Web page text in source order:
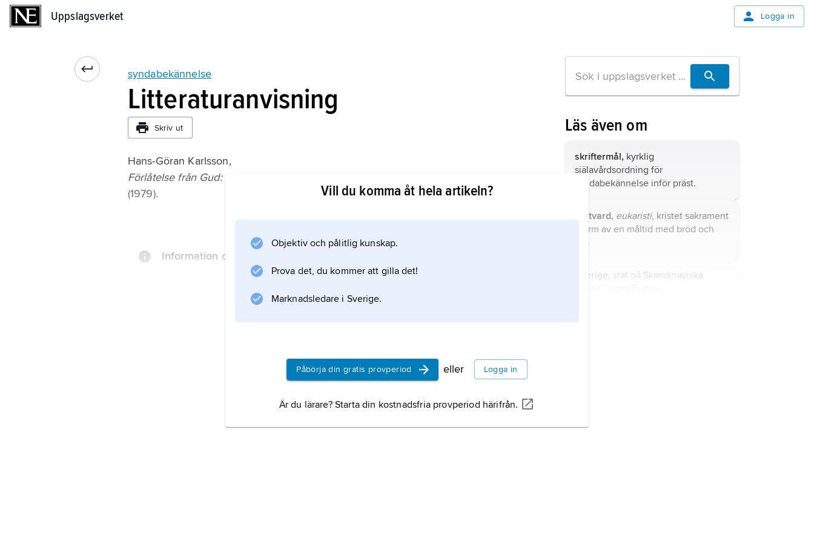
Uppslagsverket Logga in
syndabekännelse
Litteraturanvisning
Skriv ut
Hans-Göran Karlsson,
Förlåtelse från Gud: Studier till förståelsen av syndabekännelse och avlösning
(1979).
Information om artikeln
Vill du komma åt hela artikeln?
Objektiv och pålitlig kunskap.
Prova det, du kommer att gilla det!
Marknadsledare i Sverige.
Påbörja din gratis provperiod eller Logga in
Är du lärare? Starta din kostnadsfria provperiod härifrån.
Läs även om
skriftermål, kyrklig
själavårdsordning för
syndabekännelse inför präst.
nattvard, eukaristi, kristet sakrament
i form av en måltid med bröd och
vin.
Sverige, stat på Skandinaviska